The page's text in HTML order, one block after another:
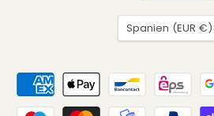
Land
Spanien (EUR €)